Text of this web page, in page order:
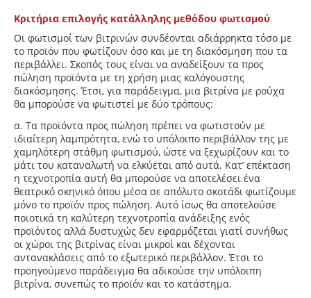
Κριτήρια επιλογής κατάλληλης μεθόδου φωτισμού
Οι φωτισμοί των βιτρινών συνδέονται αδιάρρηκτα τόσο με
το προϊόν που φωτίζουν όσο και με τη διακόσμηση που τα
περιβάλλει. Σκοπός τους είναι να αναδείξουν τα προς
πώληση προϊόντα με τη χρήση μιας καλόγουστης
διακόσμησης. Έτσι, για παράδειγμα, μια βιτρίνα με ρούχα
θα μπορούσε να φωτιστεί με δύο τρόπους:
α. Τα προϊόντα προς πώληση πρέπει να φωτιστούν με
ιδιαίτερη λαμπρότητα, ενώ το υπόλοιπο περιβάλλον της με
χαμηλότερη στάθμη φωτισμού, ώστε να ξεχωρίζουν και το
μάτι του καταναλωτή να ελκύεται από αυτά. Κατ’ επέκταση
η τεχνοτροπία αυτή θα μπορούσε να αποτελέσει ένα
θεατρικό σκηνικό όπου μέσα σε απόλυτο σκοτάδι φωτίζουμε
μόνο το προϊόν προς πώληση. Αυτό ίσως θα αποτελούσε
ποιοτικά τη καλύτερη τεχνοτροπία ανάδειξης ενός
προϊόντος αλλά δυστυχώς δεν εφαρμόζεται γιατί συνήθως
οι χώροι της βιτρίνας είναι μικροί και δέχονται
αντανακλάσεις από το εξωτερικό περιβάλλον. Έτσι το
προηγούμενο παράδειγμα θα αδικούσε την υπόλοιπη
βιτρίνα, συνεπώς το προϊόν και το κατάστημα.